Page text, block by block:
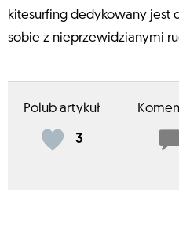
kitesurfing dedykowany jest
sobie z nieprzewidzianymi
Polub artykuł
3